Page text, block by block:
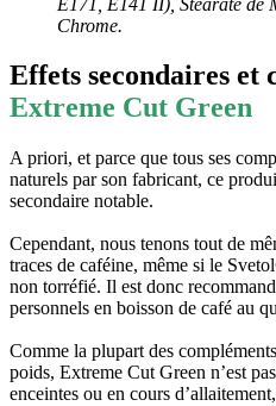
Chrome.
Effets secondaires
Extreme Cut Green
A priori, et parce que tous ses
naturels par son fabricant, ce
secondaire notable.
Cependant, nous tenons tout de
traces de caféine, même si le
non torréfié. Il est donc
personnels en boisson de café au
Comme la plupart des
poids, Extreme Cut Green n’est
enceintes ou en cours